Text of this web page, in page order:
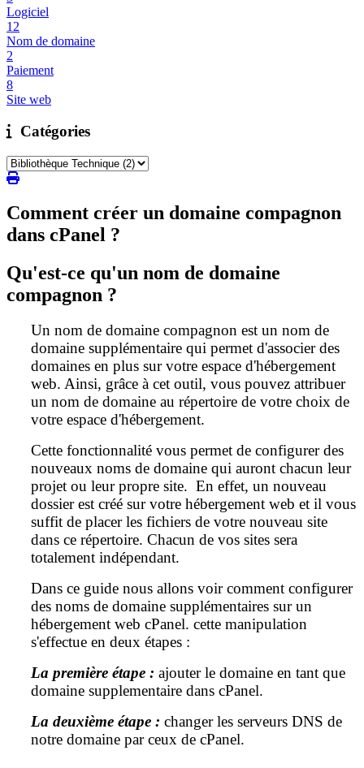
Logiciel
12
Nom de domaine
2
Paiement
8
Site web
Catégories
Comment créer un domaine compagnon
dans cPanel ?
Qu'est-ce qu'un nom de domaine
compagnon ?
Un nom de domaine compagnon est un nom de
domaine supplémentaire qui permet d'associer des
domaines en plus sur votre espace d'hébergement
web. Ainsi, grâce à cet outil, vous pouvez attribuer
un nom de domaine au répertoire de votre choix de
votre espace d'hébergement.
Cette fonctionnalité vous permet de configurer des
nouveaux noms de domaine qui auront chacun leur
projet ou leur propre site. En effet, un nouveau
dossier est créé sur votre hébergement web et il vous
suffit de placer les fichiers de votre nouveau site
dans ce répertoire. Chacun de vos sites sera
totalement indépendant.
Dans ce guide nous allons voir comment configurer
des noms de domaine supplémentaires sur un
hébergement web cPanel. cette manipulation
s'effectue en deux étapes :
La première étape : ajouter le domaine en tant que
domaine supplementaire dans cPanel.
La deuxième étape : changer les serveurs DNS de
notre domaine par ceux de cPanel.